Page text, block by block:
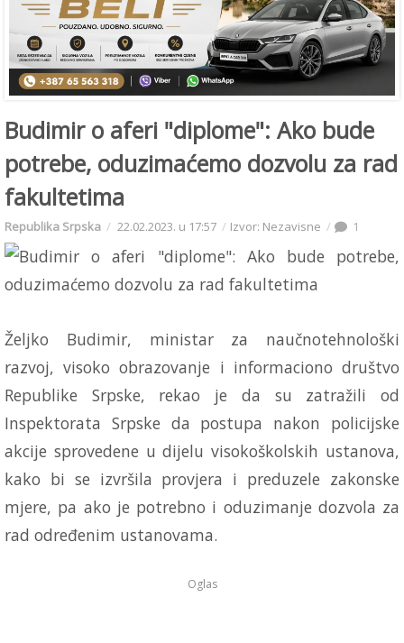
Budimir o aferi "diplome": Ako bude
potrebe, oduzimaćemo dozvolu za rad
fakultetima
Republika Srpska 22.02.2023. u 17:57 Izvor: Nezavisne 1
Željko Budimir, ministar za naučnotehnološki
razvoj, visoko obrazovanje i informaciono društvo
Republike Srpske, rekao je da su zatražili od
Inspektorata Srpske da postupa nakon policijske
akcije sprovedene u dijelu visokoškolskih ustanova,
kako bi se izvršila provjera i preduzele zakonske
mjere, pa ako je potrebno i oduzimanje dozvola za
rad određenim ustanovama.
Oglas